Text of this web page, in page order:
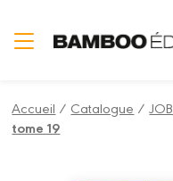
Accueil / Catalogue /JOB
tome 19